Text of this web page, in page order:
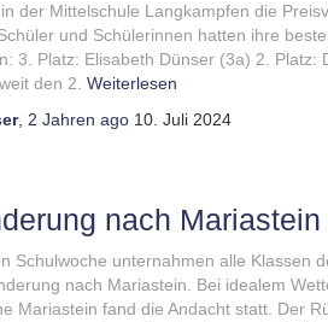
der Mittelschule Langkampfen die
und Schülerinnen hatten ihre
3. Platz: Elisabeth Dünser (3a) 2. Platz:
den 2. Weiterlesen
, 2 Jahren ago 10. Juli 2024
nach Mariastein
Schulwoche unternahmen alle Klassen
nach Mariastein. Bei idealem
Mariastein fand die Andacht statt. Der